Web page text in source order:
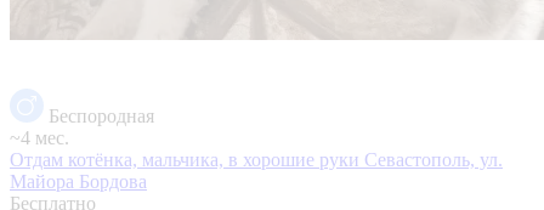
Беспородная
~4 мес.
Отдам котёнка, мальчика, в хорошие руки Севастополь, ул.
Майора Бордова
Бесплатно